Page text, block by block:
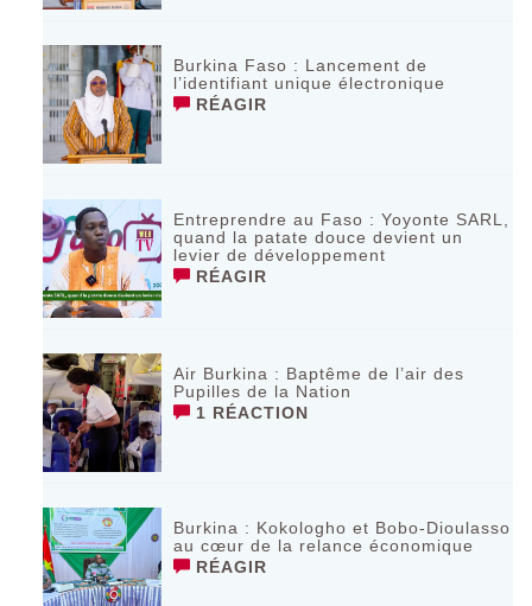
Burkina Faso : Lancement de
l’identifiant unique électronique
RÉAGIR
Entreprendre au Faso : Yoyonte SARL,
quand la patate douce devient un
levier de développement
RÉAGIR
Air Burkina : Baptême de l’air des
Pupilles de la Nation
1 RÉACTION
Burkina : Kokologho et Bobo-Dioulasso
au cœur de la relance économique
RÉAGIR